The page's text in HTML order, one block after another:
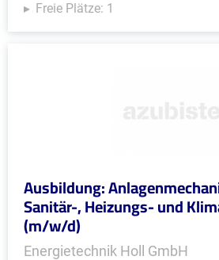
Freie Plätze: 1
Ausbildung:
Sanitär-, Heizungs- und
(m/w/d)
Energietechnik Holl GmbH